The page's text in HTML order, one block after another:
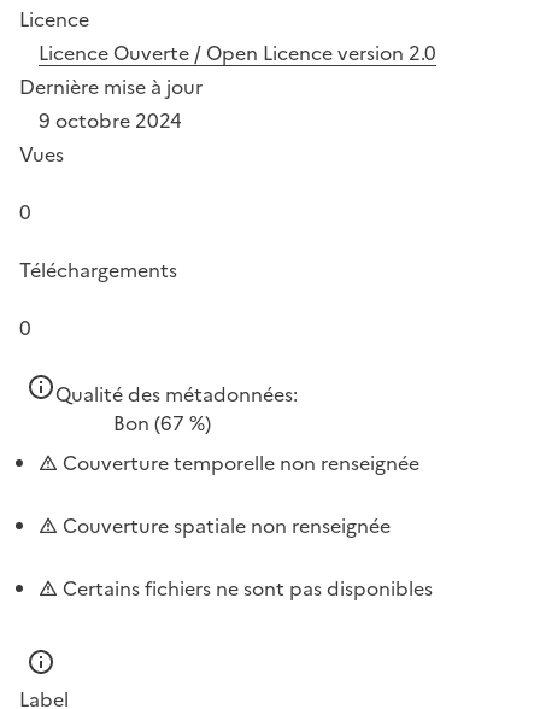
Licence
Licence Ouverte / Open Licence version 2.0
Dernière mise à jour
9 octobre 2024
Vues
0
Téléchargements
0
Qualité des métadonnées:
Bon (67 %)
Couverture temporelle non renseignée
Couverture spatiale non renseignée
Certains fichiers ne sont pas disponibles
Label